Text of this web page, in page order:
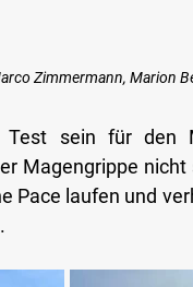
Zimmermann, Marion
sein für den
Magengrippe
Pace laufen und